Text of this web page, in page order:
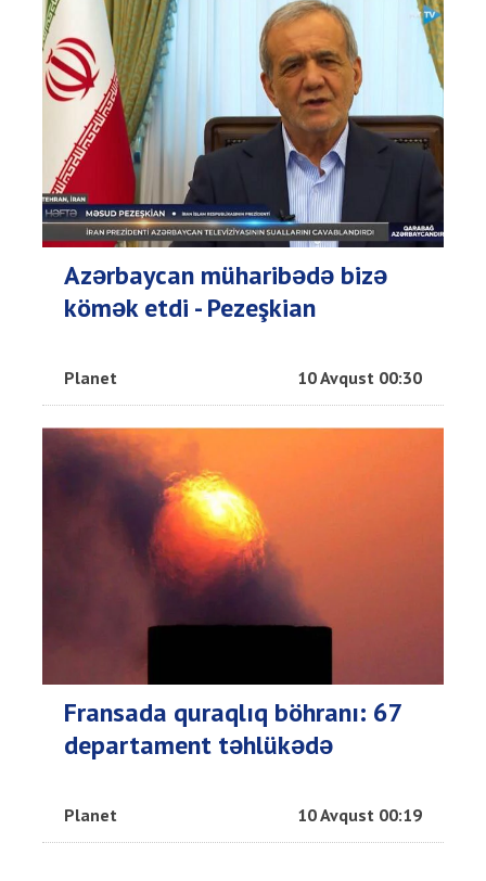
Azərbaycan müharibədə bizə
kömək etdi - Pezeşkian
Planet 10 Avqust 00:30
Fransada quraqlıq böhranı: 67
departament təhlükədə
Planet 10 Avqust 00:19